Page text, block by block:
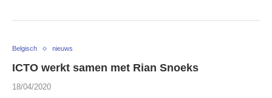
Belgisch nieuws
ICTO werkt samen met Rian Snoeks
18/04/2020